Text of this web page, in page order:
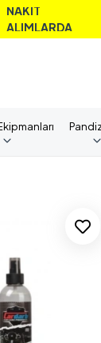
VARAN